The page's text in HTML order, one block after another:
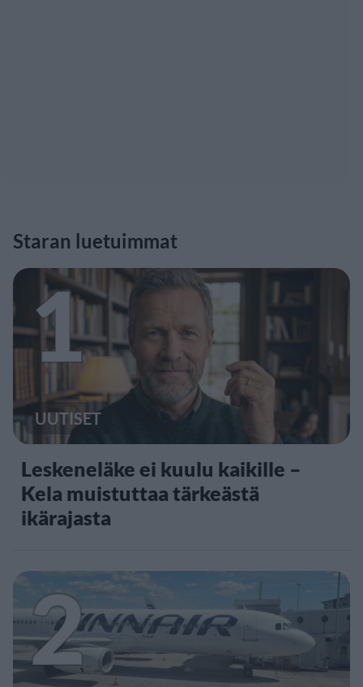
Staran luetuimmat
1
UUTISET
Leskeneläke ei kuulu kaikille –
Kela muistuttaa tärkeästä
ikärajasta
2